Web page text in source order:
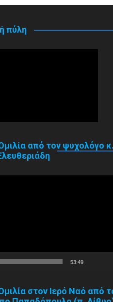
πύλη
από τον ψυχολόγο
53:49
στον Ιερό Ναό από